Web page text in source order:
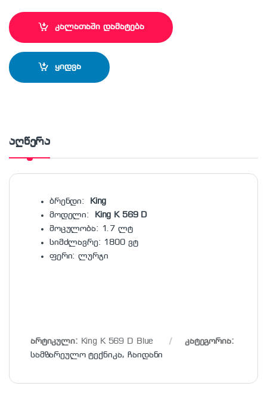
კალათაში დამატება
ყიდვა
აღწერა
ბრენდი:
King
მოდელი:
King K 569 D
მოცულობა: 1.7 ლტ
სიმძლავრე: 1800 ვტ
ფერი: ლურჯი
არტიკული: King K 569 D Blue
კატეგორია:
სამზარეულო ტექნიკა,ჩაიდანი